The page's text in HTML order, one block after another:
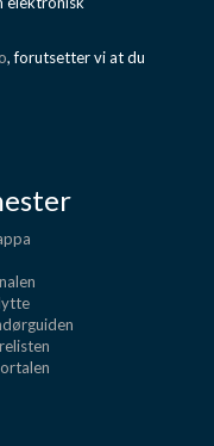
, forutsetter vi at du